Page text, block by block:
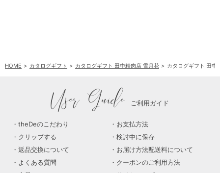
HOME カタログギフト カタログギフト 田中精肉店 雪月花 カタログギフト 田
User Guide ご利用ガイド
theDeのこだわり
お支払方法
クリップする
検討中に保存
返品交換について
お届け方法配送料について
よくある質問
クーポンのご利用方法